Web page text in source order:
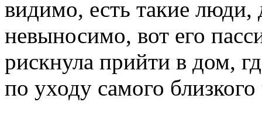
видимо, есть такие люди,
невыносимо, вот его
рискнула прийти в дом,
по уходу самого